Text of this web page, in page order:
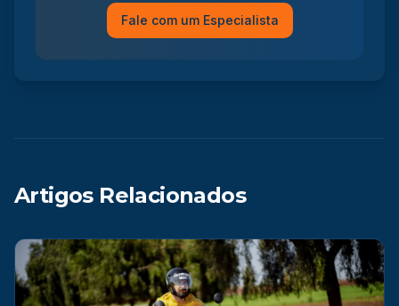
Fale com um Especialista
Artigos Relacionados